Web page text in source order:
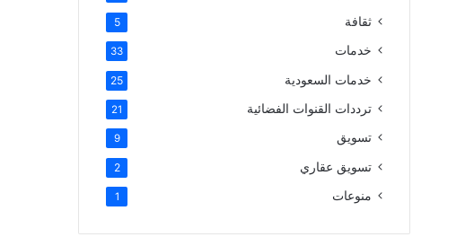
ثقافة 5
خدمات 33
خدمات السعودية 25
ترددات القنوات الفضائية 21
تسويق 9
تسويق عقاري 2
منوعات 1